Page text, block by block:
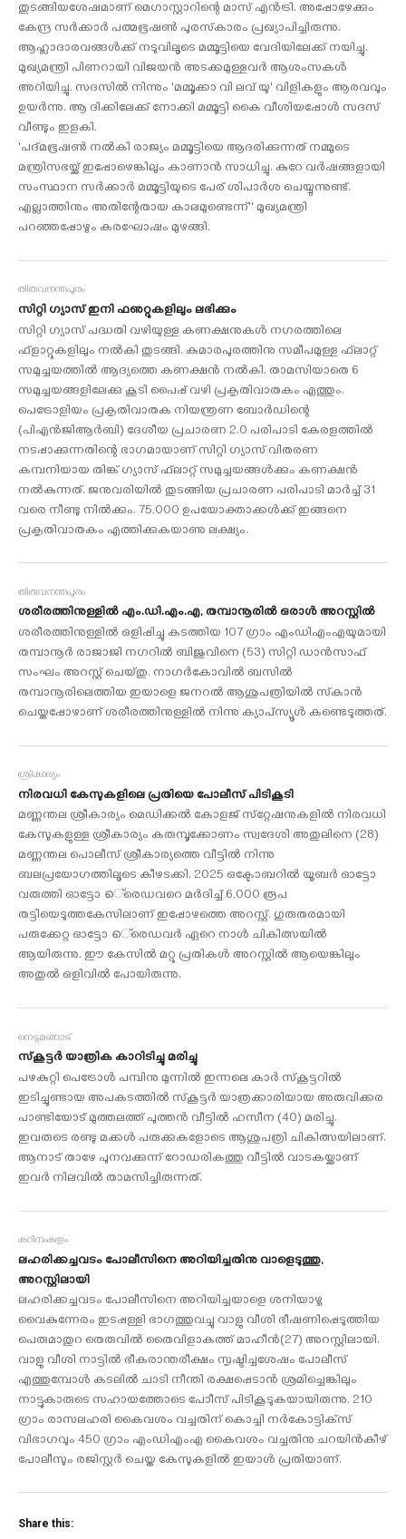
തുടങ്ങിയശേഷമാണ് മെഗാസ്റ്റാറിന്റെ മാസ് എന്‍ട്രി. അപ്പോഴേക്കും
കേന്ദ്ര സര്‍ക്കാര്‍ പത്മഭൂഷണ്‍ പുരസ്‌കാരം പ്രഖ്യാപിച്ചിരുന്നു.
ആഹ്ലാദാരവങ്ങള്‍ക്ക് നടുവിലൂടെ മമ്മൂട്ടിയെ വേദിയിലേക്ക് നയിച്ചു.
മുഖ്യമന്ത്രി പിണറായി വിജയന്‍ അടക്കമുള്ളവര്‍ ആശംസകള്‍
അറിയിച്ചു. സദസില്‍ നിന്നും 'മമ്മൂക്കാ വി ലവ് യു' വിളികളും ആരവവും
ഉയര്‍ന്നു. ആ ദിക്കിലേക്ക് നോക്കി മമ്മൂട്ടി കൈ വീശിയപ്പോള്‍ സദസ്
വീണ്ടും ഇളകി.
'പദ്മഭൂഷണ്‍ നല്‍കി രാജ്യം മമ്മൂട്ടിയെ ആദരിക്കുന്നത് നമ്മുടെ
മന്ത്രിസഭയ്ക്ക് ഇപ്പോഴെങ്കിലും കാണാന്‍ സാധിച്ചു. കുറേ വര്‍ഷങ്ങളായി
സംസ്ഥാന സര്‍ക്കാര്‍ മമ്മൂട്ടിയുടെ പേര് ശിപാര്‍ശ ചെയ്യുന്നുണ്ട്.
എല്ലാത്തിനും അതിന്റേതായ കാലമുണ്ടെന്ന്'' മുഖ്യമന്ത്രി
പറഞ്ഞപ്പോഴും കരഘോഷം മുഴങ്ങി.
തിരുവനന്തപുരം
സിറ്റി ഗ്യാസ് ഇനി ഫഌറ്റുകളിലും ലഭിക്കും
സിറ്റി ഗ്യാസ് പദ്ധതി വഴിയുള്ള കണക്ഷനുകള്‍ നഗരത്തിലെ
ഫ്‌ളാറ്റുകളിലും നല്‍കി തുടങ്ങി. കുമാരപുരത്തിനു സമീപമുള്ള ഫ്‌ലാറ്റ്
സമുച്ചയത്തില്‍ ആദ്യത്തെ കണക്ഷന്‍ നല്‍കി. താമസിയാതെ 6
സമുച്ചയങ്ങളിലേക്കു കൂടി പൈപ്പ് വഴി പ്രകൃതിവാതകം എത്തും.
പെട്രോളിയം പ്രകൃതിവാതക നിയന്ത്രണ ബോര്‍ഡിന്റെ
(പിഎന്‍ജിആര്‍ബി) ദേശീയ പ്രചാരണ 2.0 പരിപാടി കേരളത്തില്‍
നടപ്പാക്കുന്നതിന്റെ ഭാഗമായാണ് സിറ്റി ഗ്യാസ് വിതരണ
കമ്പനിയായ തിങ്ക് ഗ്യാസ് ഫ്‌ലാറ്റ് സമുച്ചയങ്ങള്‍ക്കും കണക്ഷന്‍
നല്‍കുന്നത്. ജനുവരിയില്‍ തുടങ്ങിയ പ്രചാരണ പരിപാടി മാര്‍ച്ച് 31
വരെ നീണ്ടു നില്‍ക്കും. 75,000 ഉപയോക്താക്കള്‍ക്ക് ഇങ്ങനെ
പ്രകൃതിവാതകം എത്തിക്കുകയാണു ലക്ഷ്യം.
തിരുവനന്തപുരം
ശരീരത്തിനുള്ളില്‍ എം.ഡി.എം.എ, തമ്പാനൂരില്‍ ഒരാള്‍ അറസ്റ്റില്‍
ശരീരത്തിനുള്ളില്‍ ഒളിപ്പിച്ചു കടത്തിയ 107 ഗ്രാം എംഡിഎംഎയുമായി
തമ്പാനൂര്‍ രാജാജി നഗറില്‍ ബിജുവിനെ (53) സിറ്റി ഡാന്‍സാഫ്
സംഘം അറസ്റ്റ് ചെയ്തു. നാഗര്‍കോവില്‍ ബസില്‍
തമ്പാനൂരിലെത്തിയ ഇയാളെ ജനറല്‍ ആശുപത്രിയില്‍ സ്‌കാന്‍
ചെയ്തപ്പോഴാണ് ശരീരത്തിനുള്ളില്‍ നിന്നു ക്യാപ്‌സ്യൂള്‍ കണ്ടെടുത്തത്.
ശ്രീകാര്യം
നിരവധി കേസുകളിലെ പ്രതിയെ പോലീസ് പിടികൂടി
മണ്ണന്തല ശ്രീകാര്യം മെഡിക്കല്‍ കോളജ് സ്‌റ്റേഷനുകളില്‍ നിരവധി
കേസുകളുള്ള ശ്രീകാര്യം കരുമ്പൂക്കോണം സ്വദേശി അതുലിനെ (28)
മണ്ണന്തല പൊലീസ് ശ്രീകാര്യത്തെ വീട്ടില്‍ നിന്നു
ബലപ്രയോഗത്തിലൂടെ കീഴടക്കി. 2025 ഒക്ടോബറില്‍ യൂബര്‍ ഓട്ടോ
വരുത്തി ഓട്ടോ െ്രെഡവറെ മര്‍ദിച്ച് 6,000 രൂപ
തട്ടിയെടുത്തകേസിലാണ് ഇപ്പോഴത്തെ അറസ്റ്റ്. ഗുരുതരമായി
പരുക്കേറ്റ ഓട്ടോ െ്രെഡവര്‍ ഏറെ നാള്‍ ചികിത്സയില്‍
ആയിരുന്നു. ഈ കേസില്‍ മറ്റു പ്രതികള്‍ അറസ്റ്റില്‍ ആയെങ്കിലും
അതുല്‍ ഒളിവില്‍ പോയിരുന്നു.
നെടുമങ്ങാട്
സ്‌കൂട്ടര്‍ യാത്രിക കാറിടിച്ചു മരിച്ചു
പഴകുറ്റി പെട്രോള്‍ പമ്പിനു മുന്നില്‍ ഇന്നലെ കാര്‍ സ്‌കൂട്ടറില്‍
ഇടിച്ചുണ്ടായ അപകടത്തില്‍ സ്‌കൂട്ടര്‍ യാത്രക്കാരിയായ അരുവിക്കര
പാണ്ടിയോട് മുത്തലത്ത് പുത്തന്‍ വീട്ടില്‍ ഹസീന (40) മരിച്ചു.
ഇവരുടെ രണ്ടു മക്കള്‍ പരുക്കുകളോടെ ആശുപത്രി ചികിത്സയിലാണ്.
ആനാട് താഴേ പുനവക്കുന്ന് റോഡരികത്തു വീട്ടില്‍ വാടകയ്ക്കാണ്
ഇവര്‍ നിലവില്‍ താമസിച്ചിരുന്നത്.
കഠിനംകുളം
ലഹരിക്കച്ചവടം പോലീസിനെ അറിയിച്ചതിനു വാളെടുത്തു,
അറസ്റ്റിലായി
ലഹരിക്കച്ചവടം പോലീസിനെ അറിയിച്ചയാളെ ശനിയാഴ്ച
വൈകുന്നേരം ഇടപ്പള്ളി ഭാഗത്തുവച്ചു വാളു വീശി ഭീഷണിപ്പെടുത്തിയ
പെരുമാതുറ തെരുവില്‍ തൈവിളാകത്ത് മാഹീന്‍(27) അറസ്റ്റിലായി.
വാളു വീശി നാട്ടില്‍ ഭീകരാന്തരീക്ഷം സൃഷ്ടിച്ചശേഷം പോലീസ്
എത്തുമ്പോള്‍ കടലില്‍ ചാടി നീന്തി രക്ഷപ്പെടാന്‍ ശ്രമിച്ചെങ്കിലും
നാട്ടുകാരുടെ സഹായത്തോടെ പോീസ് പിടികൂടുകയായിരുന്നു. 210
ഗ്രാം രാസലഹരി കൈവശം വച്ചതിന് കൊച്ചി നര്‍കോട്ടിക്‌സ്
വിഭാഗവും 450 ഗ്രാം എംഡിഎംഎ കൈവശം വച്ചതിനു ചറയിന്‍കീഴ്
പോലീസും രജിസ്റ്റര്‍ ചെയ്ത കേസുകളില്‍ ഇയാള്‍ പ്രതിയാണ്.
Share this: